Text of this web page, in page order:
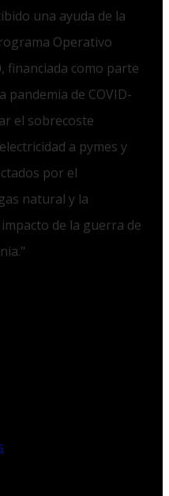
una ayuda de la
Operativo
financiada como parte
pandemia de COVID-
el sobrecoste
a pymes y
por el
natural y la
de la guerra de